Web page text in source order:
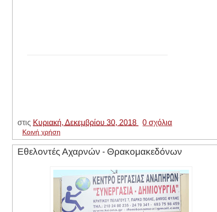
στις Κυριακή, Δεκεμβρίου 30, 2018 0 σχόλια
Κοινή χρήση
Εθελοντές Αχαρνών - Θρακομακεδόνων